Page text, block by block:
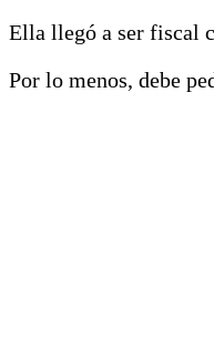
Ella llegó a ser fiscal
Por lo menos, debe